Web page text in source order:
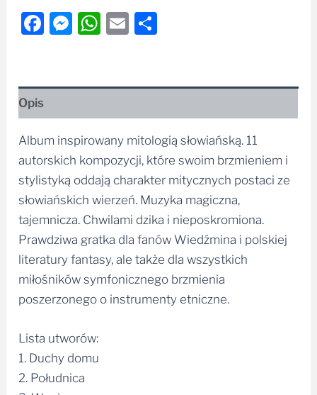
Facebook
Messenger
WhatsApp
Email
Opis
Album inspirowany mitologią słowiańską. 11
autorskich kompozycji, które swoim brzmieniem i
stylistyką oddają charakter mitycznych postaci ze
słowiańskich wierzeń. Muzyka magiczna,
tajemnicza. Chwilami dzika i nieposkromiona.
Prawdziwa gratka dla fanów Wiedźmina i polskiej
literatury fantasy, ale także dla wszystkich
miłośników symfonicznego brzmienia
poszerzonego o instrumenty etniczne.
Lista utworów:
1. Duchy domu
2. Południca